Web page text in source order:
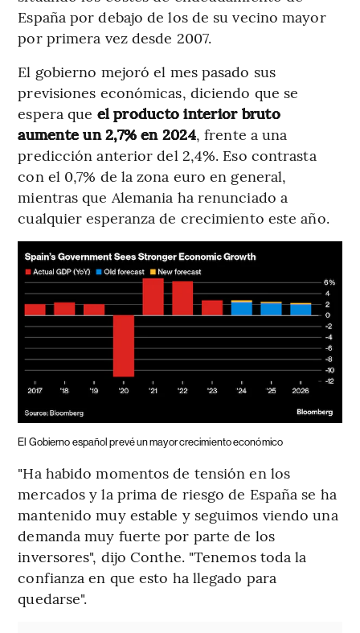
España por debajo de los de su vecino mayor
por primera vez desde 2007.
El gobierno mejoró el mes pasado sus
previsiones económicas, diciendo que se
espera que el producto interior bruto
aumente un 2,7% en 2024, frente a una
predicción anterior del 2,4%. Eso contrasta
con el 0,7% de la zona euro en general,
mientras que Alemania ha renunciado a
cualquier esperanza de crecimiento este año.
El Gobierno español prevé un mayor crecimiento económico
"Ha habido momentos de tensión en los
mercados y la prima de riesgo de España se ha
mantenido muy estable y seguimos viendo una
demanda muy fuerte por parte de los
inversores", dijo Conthe. "Tenemos toda la
confianza en que esto ha llegado para
quedarse".